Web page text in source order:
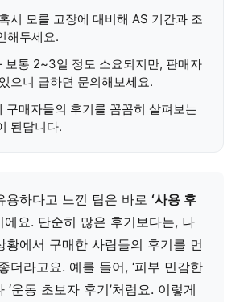
시 모를 고장에 대비해 AS 기간과 조
해두세요.
보통 2~3일 정도 소요되지만, 판매자
으니 급하면 문의해보세요.
구매자들의 후기를 꼼꼼히 살펴보는
된답니다.
용하다고 느낀 팁은 바로 ‘사용 후
에요. 단순히 많은 후기보다는, 나
황에서 구매한 사람들의 후기를 먼
더라고요. 예를 들어, ‘피부 민감한
‘운동 초보자 후기’처럼요. 이렇게